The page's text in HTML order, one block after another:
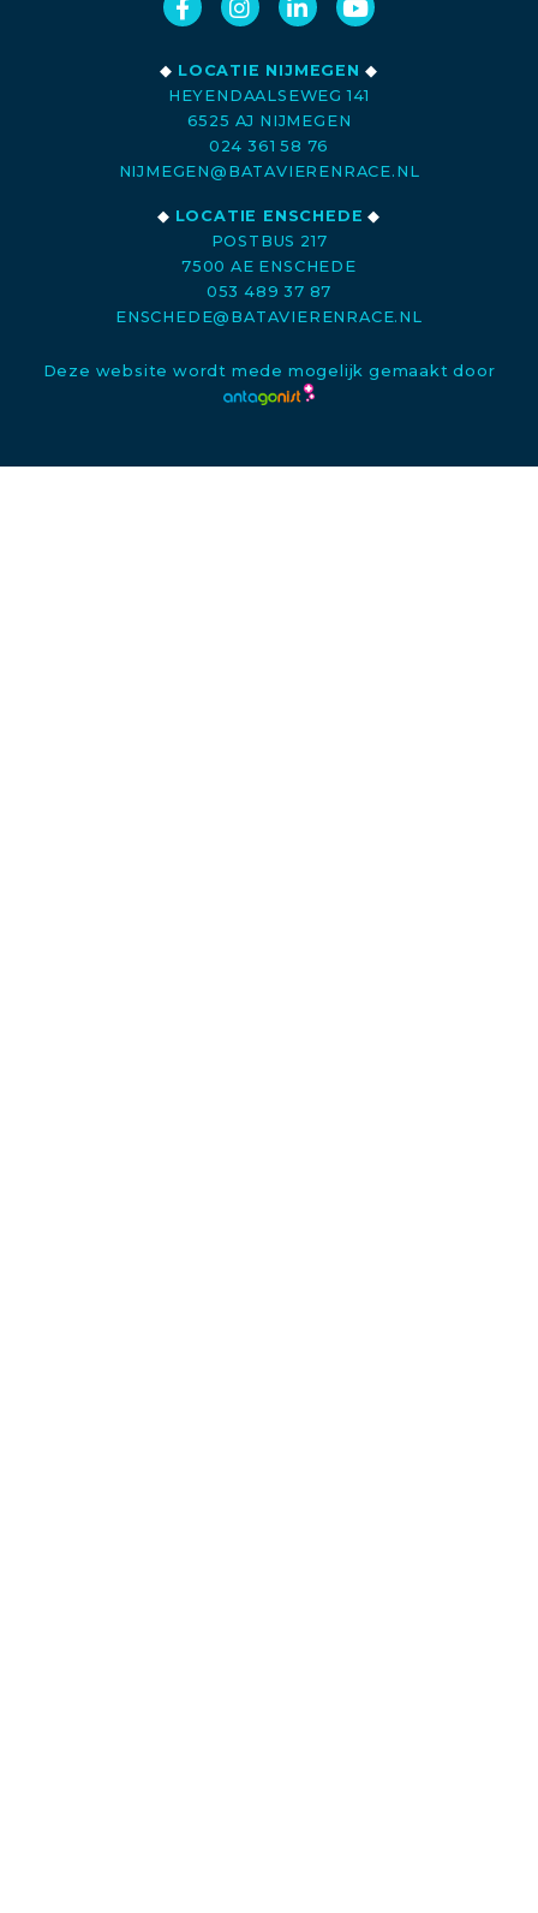
◆ LOCATIE NIJMEGEN ◆
HEYENDAALSEWEG 141
6525 AJ NIJMEGEN
024 361 58 76
NIJMEGEN@BATAVIERENRACE.NL
◆ LOCATIE ENSCHEDE ◆
POSTBUS 217
7500 AE ENSCHEDE
053 489 37 87
ENSCHEDE@BATAVIERENRACE.NL
Deze website wordt mede mogelijk gemaakt door